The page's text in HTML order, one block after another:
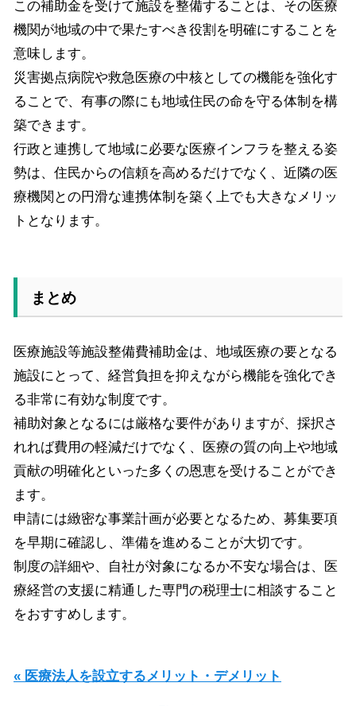
この補助金を受けて施設を整備することは、その医療
機関が地域の中で果たすべき役割を明確にすることを
意味します。
災害拠点病院や救急医療の中核としての機能を強化す
ることで、有事の際にも地域住民の命を守る体制を構
築できます。
行政と連携して地域に必要な医療インフラを整える姿
勢は、住民からの信頼を高めるだけでなく、近隣の医
療機関との円滑な連携体制を築く上でも大きなメリッ
トとなります。
まとめ
医療施設等施設整備費補助金は、地域医療の要となる
施設にとって、経営負担を抑えながら機能を強化でき
る非常に有効な制度です。
補助対象となるには厳格な要件がありますが、採択さ
れれば費用の軽減だけでなく、医療の質の向上や地域
貢献の明確化といった多くの恩恵を受けることができ
ます。
申請には緻密な事業計画が必要となるため、募集要項
を早期に確認し、準備を進めることが大切です。
制度の詳細や、自社が対象になるか不安な場合は、医
療経営の支援に精通した専門の税理士に相談すること
をおすすめします。
« 医療法人を設立するメリット・デメリット